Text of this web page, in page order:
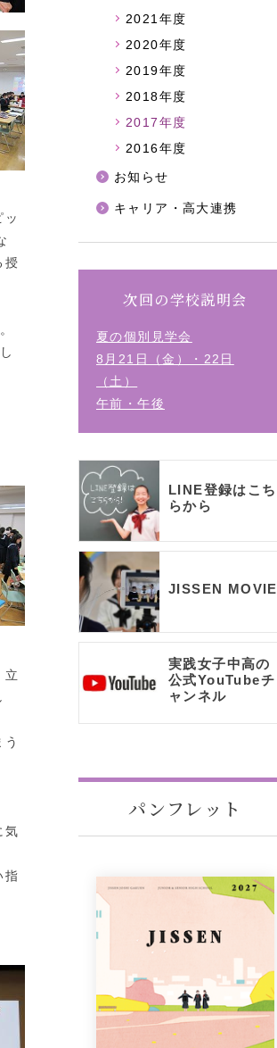
ッ
授
立
気
指
2021年度
2020年度
2019年度
2018年度
2017年度
2016年度
お知らせ
キャリア・高大連携
次回の学校説明会
夏の個別見学会
8月21日（金）・22日
（土）
午前・午後
LINE登録はこち
らから
JISSEN MOVIE
実践女子中高の
公式YouTubeチ
ャンネル
パンフレット